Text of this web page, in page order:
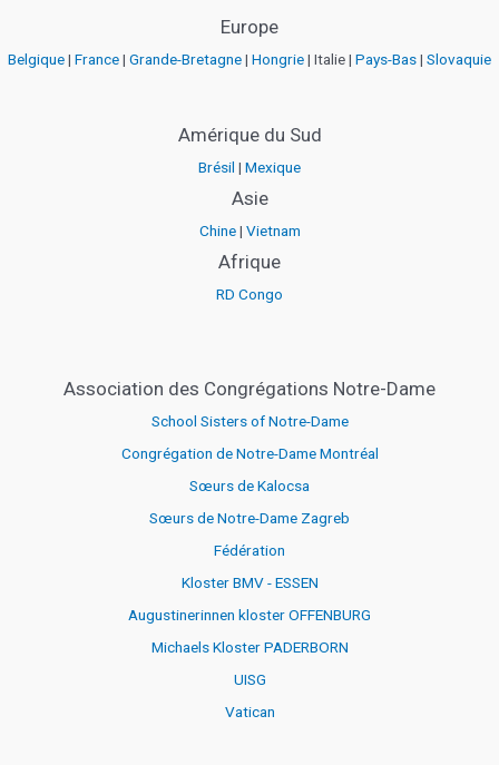
Europe
Belgique| France| Grande-Bretagne| Hongrie| Italie | Pays-Bas| Slovaquie
Amérique du Sud
Brésil | Mexique
Asie
Chine| Vietnam
Afrique
RD Congo
Association des Congrégations Notre-Dame
School Sisters of Notre-Dame
Congrégation de Notre-Dame Montréal
Sœurs de Kalocsa
Sœurs de Notre-Dame Zagreb
Fédération
Kloster BMV - ESSEN
Augustinerinnen kloster OFFENBURG
Michaels Kloster PADERBORN
UISG
Vatican